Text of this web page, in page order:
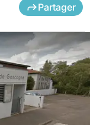
Partager